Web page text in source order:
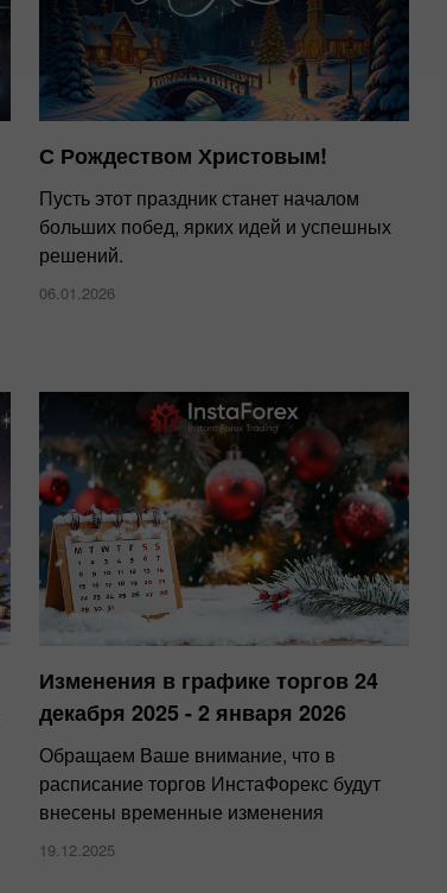
С Рождеством Христовым!
Пусть этот праздник станет началом
больших побед, ярких идей и успешных
решений.
06.01.2026
Изменения в графике торгов 24
декабря 2025 - 2 января 2026
Обращаем Ваше внимание, что в
расписание торгов ИнстаФорекс будут
внесены временные изменения
19.12.2025